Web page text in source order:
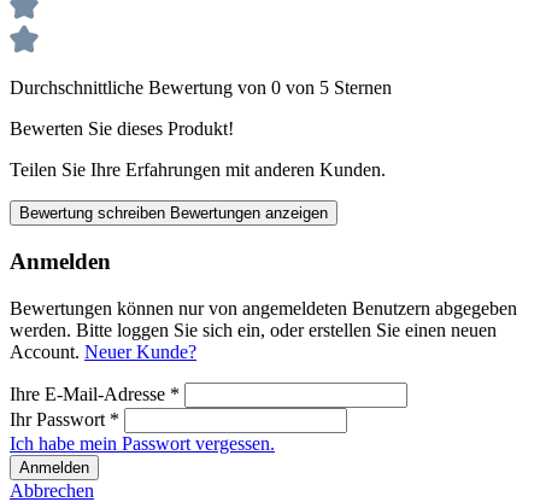
Durchschnittliche Bewertung von 0 von 5 Sternen
Bewerten Sie dieses Produkt!
Teilen Sie Ihre Erfahrungen mit anderen Kunden.
Bewertung schreiben Bewertungen anzeigen
Anmelden
Bewertungen können nur von angemeldeten Benutzern abgegeben
werden. Bitte loggen Sie sich ein, oder erstellen Sie einen neuen
Account. Neuer Kunde?
Ihre E-Mail-Adresse *
Ihr Passwort *
Ich habe mein Passwort vergessen.
Anmelden
Abbrechen